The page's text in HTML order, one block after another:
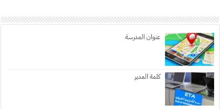
عنوان المدرسة
كلمة المدير